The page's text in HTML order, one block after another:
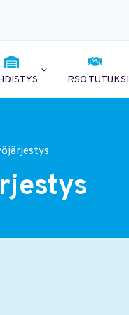
RSO TUTUKSI